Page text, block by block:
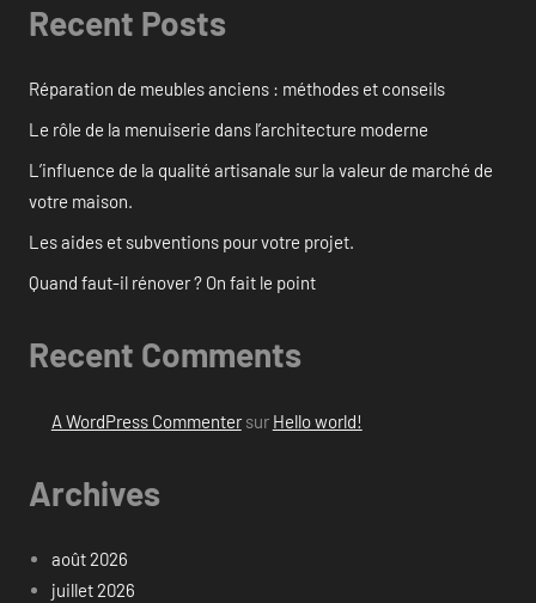
Recent Posts
Réparation de meubles anciens : méthodes et conseils
Le rôle de la menuiserie dans l’architecture moderne
L’influence de la qualité artisanale sur la valeur de marché de
votre maison.
Les aides et subventions pour votre projet.
Quand faut-il rénover ? On fait le point
Recent Comments
A WordPress Commentersur Hello world!
Archives
août 2026
juillet 2026